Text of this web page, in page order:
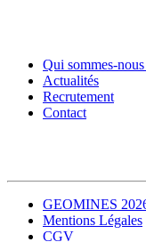
Qui sommes-
Actualités
Recrutement
Contact
GEOMINES
Mentions Légales
CGV